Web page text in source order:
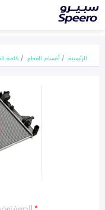
الرئيسية أقسام القطع كافة
*الصورة